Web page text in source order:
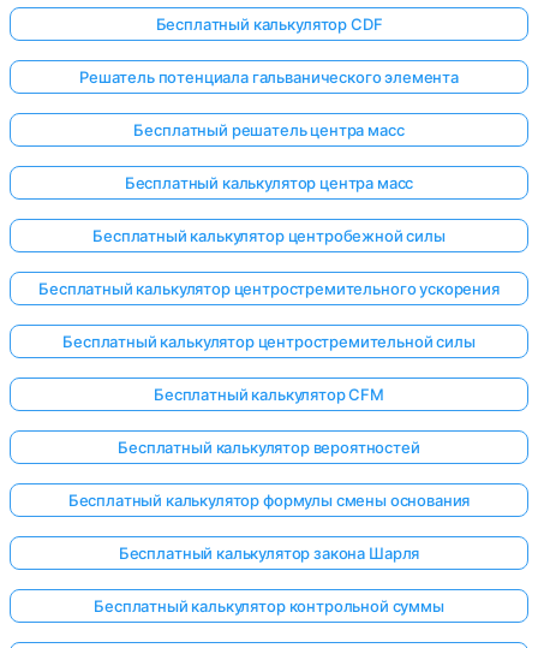
Бесплатный калькулятор CDF
Решатель потенциала гальванического элемента
Бесплатный решатель центра масс
Бесплатный калькулятор центра масс
Бесплатный калькулятор центробежной силы
Бесплатный калькулятор центростремительного ускорения
Бесплатный калькулятор центростремительной силы
Бесплатный калькулятор CFM
Бесплатный калькулятор вероятностей
Бесплатный калькулятор формулы смены основания
Бесплатный калькулятор закона Шарля
Бесплатный калькулятор контрольной суммы